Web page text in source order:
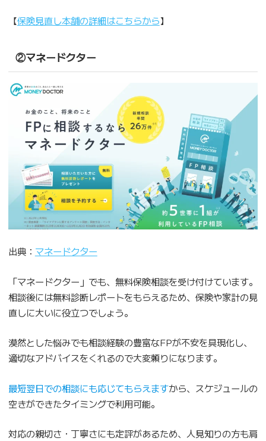
【保険見直し本舗の詳細はこちらから】
②マネードクター
出典： マネードクター
「マネードクター」でも、無料保険相談を受け付けています。
相談後には無料診断レポートをもらえるため、保険や家計の見
直しに大いに役立つでしょう。
漠然とした悩みでも相談経験の豊富なFPが不安を具現化し、
適切なアドバイスをくれるので大変頼りになります。
最短翌日での相談にも応じてもらえますから、スケジュールの
空きができたタイミングで利用可能。
対応の親切さ・丁寧さにも定評があるため、人見知りの方も肩